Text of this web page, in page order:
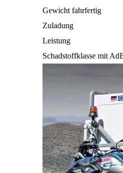
Gewicht fahrfertig
Zuladung
Leistung
Schadstoffklasse mit